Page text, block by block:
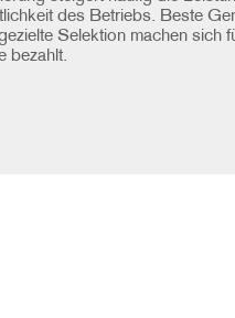
des Betriebs. Beste
Selektion machen sich
bezahlt.